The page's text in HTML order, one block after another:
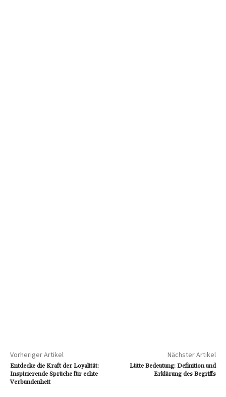
Vorheriger Artikel
Entdecke die Kraft der Loyalität:
Inspirierende Sprüche für echte
Verbundenheit
Nächster Artikel
Lütte Bedeutung: Definition und
Erklärung des Begriffs